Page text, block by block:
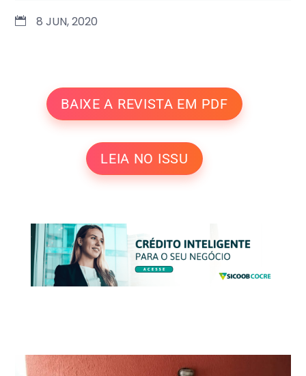
8 JUN, 2020
BAIXE A REVISTA EM PDF
LEIA NO ISSU